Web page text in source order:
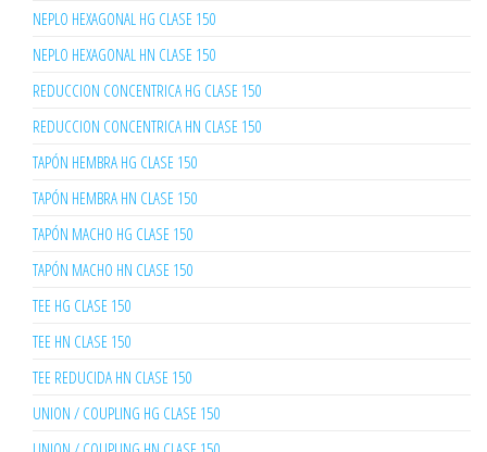
NEPLO HEXAGONAL HG CLASE 150
NEPLO HEXAGONAL HN CLASE 150
REDUCCION CONCENTRICA HG CLASE 150
REDUCCION CONCENTRICA HN CLASE 150
TAPÓN HEMBRA HG CLASE 150
TAPÓN HEMBRA HN CLASE 150
TAPÓN MACHO HG CLASE 150
TAPÓN MACHO HN CLASE 150
TEE HG CLASE 150
TEE HN CLASE 150
TEE REDUCIDA HN CLASE 150
UNION / COUPLING HG CLASE 150